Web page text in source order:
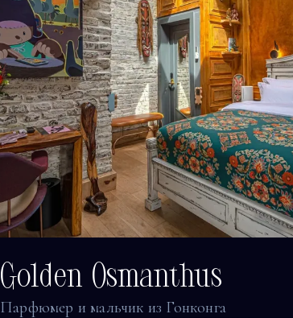
Golden Osmanthus
Парфюмер и мальчик из Гонконга